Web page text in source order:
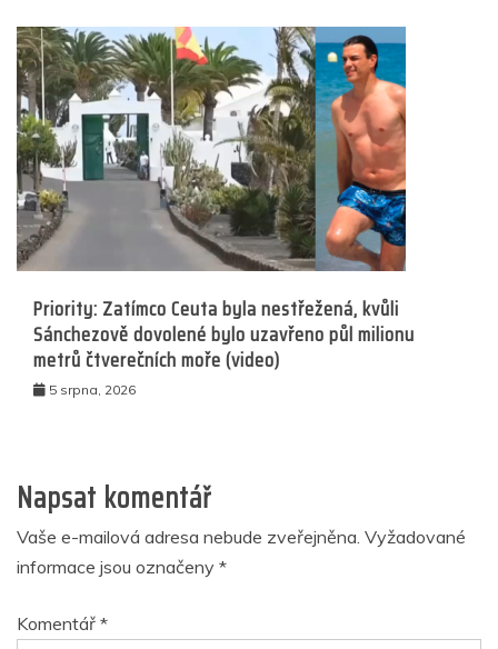
Priority: Zatímco Ceuta byla nestřežená, kvůli
Sánchezově dovolené bylo uzavřeno půl milionu
metrů čtverečních moře (video)
5 srpna, 2026
Napsat komentář
Vaše e-mailová adresa nebude zveřejněna. Vyžadované
informace jsou označeny *
Komentář *